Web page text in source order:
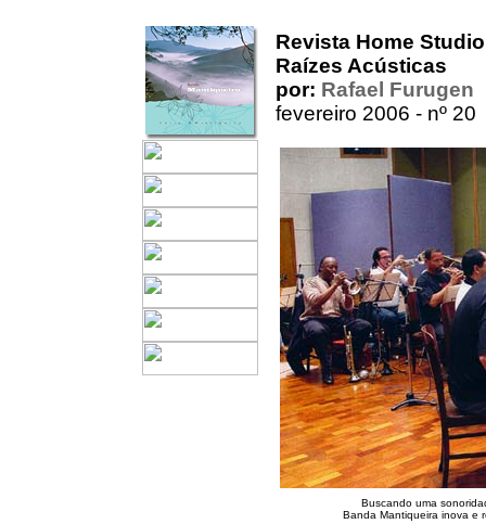
Revista Home Studio
Raízes Acústicas
por: Rafael Furugen
fevereiro 2006 - nº 20
Buscando uma
Banda Mantiqueira inova e